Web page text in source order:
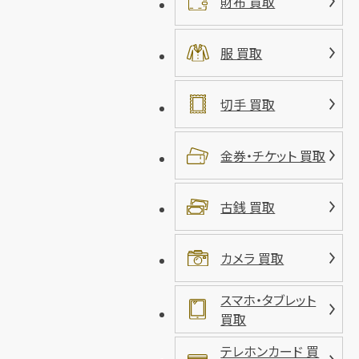
服 買取
切手 買取
金券・チケット 買取
古銭 買取
カメラ 買取
スマホ・タブレット
買取
テレホンカード 買